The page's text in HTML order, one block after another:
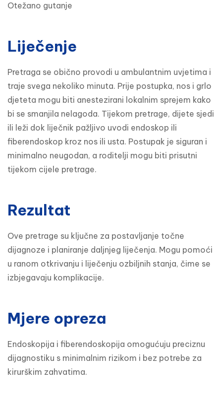
Otežano gutanje
Liječenje
Pretraga se obično provodi u ambulantnim uvjetima i
traje svega nekoliko minuta. Prije postupka, nos i grlo
djeteta mogu biti anestezirani lokalnim sprejem kako
bi se smanjila nelagoda. Tijekom pretrage, dijete sjedi
ili leži dok liječnik pažljivo uvodi endoskop ili
fiberendoskop kroz nos ili usta. Postupak je siguran i
minimalno neugodan, a roditelji mogu biti prisutni
tijekom cijele pretrage.
Rezultat
Ove pretrage su ključne za postavljanje točne
dijagnoze i planiranje daljnjeg liječenja. Mogu pomoći
u ranom otkrivanju i liječenju ozbiljnih stanja, čime se
izbjegavaju komplikacije.
Mjere opreza
Endoskopija i fiberendoskopija omogućuju preciznu
dijagnostiku s minimalnim rizikom i bez potrebe za
kirurškim zahvatima.